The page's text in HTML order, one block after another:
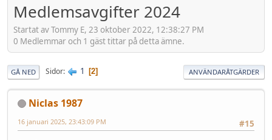
Medlemsavgifter 2024
Startat av Tommy E, 23 oktober 2022, 12:38:27 PM
0 Medlemmar och 1 gäst tittar på detta ämne.
GÅ NED Sidor 1 2 ANVÄNDARÅTGÄRDER
Niclas 1987
#15
16 januari 2025, 23:43:09 PM